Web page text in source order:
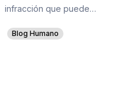
infracción que puede…
Blog Humano